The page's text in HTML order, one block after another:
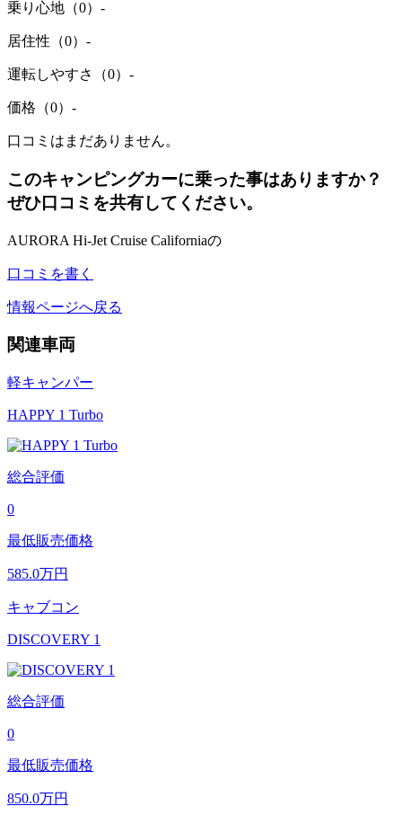
乗り心地（0） -
居住性（0） -
運転しやすさ（0） -
価格（0） -
口コミはまだありません。
このキャンピングカーに乗った事はありますか？
ぜひ口コミを共有してください。
AURORA Hi-Jet Cruise Californiaの
口コミを書く
情報ページへ戻る
関連車両
軽キャンパー
HAPPY 1 Turbo
総合評価
0
最低販売価格
585.0万円
キャブコン
DISCOVERY 1
総合評価
0
最低販売価格
850.0万円